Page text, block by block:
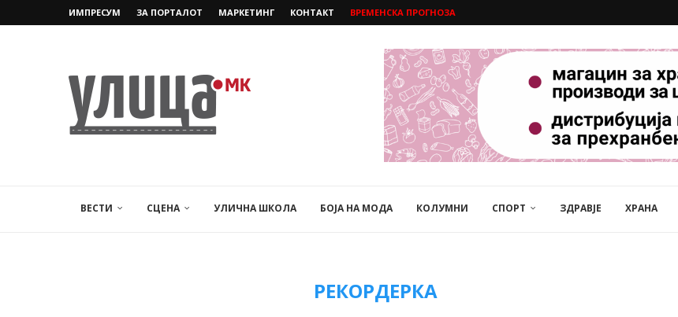
ИМПРЕСУМ ЗА ПОРТАЛОТ МАРКЕТИНГ КОНТАКТ ВРЕМЕНСКА ПРОГНОЗА
ВЕСТИ СЦЕНА УЛИЧНА ШКОЛА БОЈА НА МОДА КОЛУМНИ СПОРТ ЗДРАВЈЕ ХРАНА
РЕКОРДЕРКА